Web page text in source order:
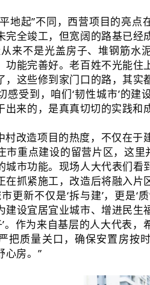
地起”不同，西营项目的亮点
完全竣工，但宽阔的路基已经
来不是光盖房子、堆钢筋水
功能完善好。老百姓不光能住
，这些修到家门口的路，其实
感受到，咱们‘韧性城市’的建
出来的，是真真切切的实践和
村改造项目的热度，不仅在于
市重点建设的留营片区，这里
城市功能。现场人大代表们看
在抓紧施工，改造后将融入片
更新不仅是‘拆与建’，更是‘
建设宜居宜业城市、增进民生
’。作为来自基层的人大代表
把质量关口，确保安置房按
心房。”